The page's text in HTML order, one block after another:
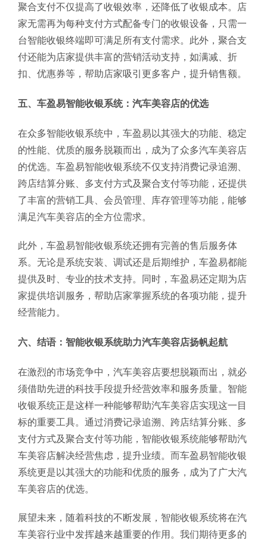
聚合支付不仅提高了收银效率，还降低了收银成本。店
家无需再为每种支付方式配备专门的收银设备，只需一
台智能收银终端即可满足所有支付需求。此外，聚合支
付还能为店家提供丰富的营销活动支持，如满减、折
扣、优惠券等，帮助店家吸引更多客户，提升销售额。
五、车盈易智能收银系统：汽车美容店的优选
在众多智能收银系统中，车盈易以其强大的功能、稳定
的性能、优质的服务脱颖而出，成为了众多汽车美容店
的优选。车盈易智能收银系统不仅支持消费记录追溯、
跨店结算分账、多支付方式及聚合支付等功能，还提供
了丰富的营销工具、会员管理、库存管理等功能，能够
满足汽车美容店的全方位需求。
此外，车盈易智能收银系统还拥有完善的售后服务体
系。无论是系统安装、调试还是后期维护，车盈易都能
提供及时、专业的技术支持。同时，车盈易还定期为店
家提供培训服务，帮助店家掌握系统的各项功能，提升
经营能力。
六、结语：智能收银系统助力汽车美容店扬帆起航
在激烈的市场竞争中，汽车美容店要想脱颖而出，就必
须借助先进的科技手段提升经营效率和服务质量。智能
收银系统正是这样一种能够帮助汽车美容店实现这一目
标的重要工具。通过消费记录追溯、跨店结算分账、多
支付方式及聚合支付等功能，智能收银系统能够帮助汽
车美容店解决经营焦虑，提升业绩。而车盈易智能收银
系统更是以其强大的功能和优质的服务，成为了广大汽
车美容店的优选。
展望未来，随着科技的不断发展，智能收银系统将在汽
车美容行业中发挥越来越重要的作用。我们期待更多的